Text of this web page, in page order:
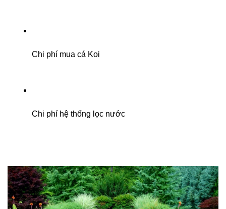
Chi phí mua cá Koi
Chi phí hệ thống lọc nước